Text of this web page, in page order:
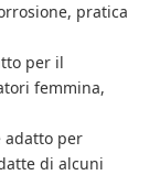
pratica
per il
femmina,
adatto per
di alcuni